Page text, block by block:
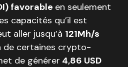
favorable en seulement
capacités qu’il est
aller jusqu’à 121Mh/s
de certaines crypto-
de générer 4,86 USD